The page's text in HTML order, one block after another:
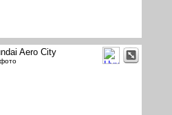
Aero City